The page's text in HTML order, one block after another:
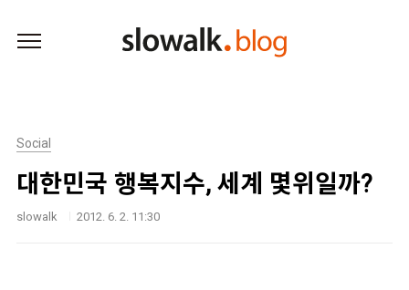
Social
대한민국 행복지수, 세계 몇위일까?
slowalk 2012. 6. 2. 11:30